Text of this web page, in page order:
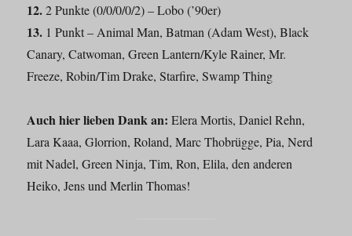
12.2 Punkte (0/0/0/0/2) – Lobo (’90er)
13. 1 Punkt – Animal Man, Batman (Adam West), Black
Canary, Catwoman, Green Lantern/Kyle Rainer, Mr.
Freeze, Robin/Tim Drake, Starfire, Swamp Thing
Auch hier lieben Dank an: Elera Mortis, Daniel Rehn,
Lara Kaaa, Glorrion, Roland, Marc Thobrügge, Pia, Nerd
mit Nadel, Green Ninja, Tim, Ron, Elila, den anderen
Heiko, Jens und Merlin Thomas!